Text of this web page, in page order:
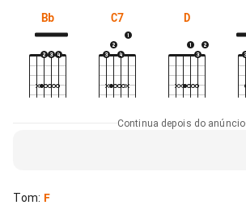
Bb C7 D
Continua depois do anúncio
Tom: F